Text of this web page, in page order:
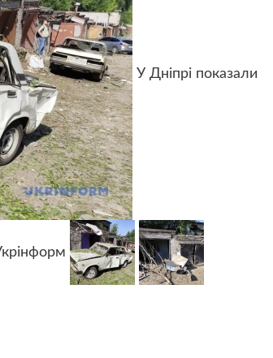
У Дніпрі показали